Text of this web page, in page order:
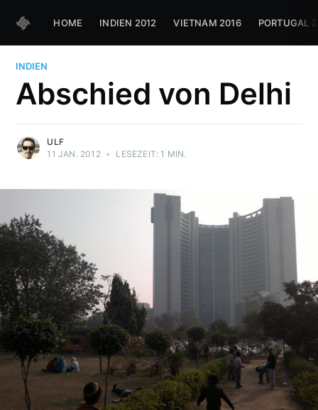
HOME INDIEN 2012 VIETNAM 2016 PORTUGAL
INDIEN
Abschied von Delhi
ULF
11 JAN. 2012 • LESEZEIT: 1 MIN.